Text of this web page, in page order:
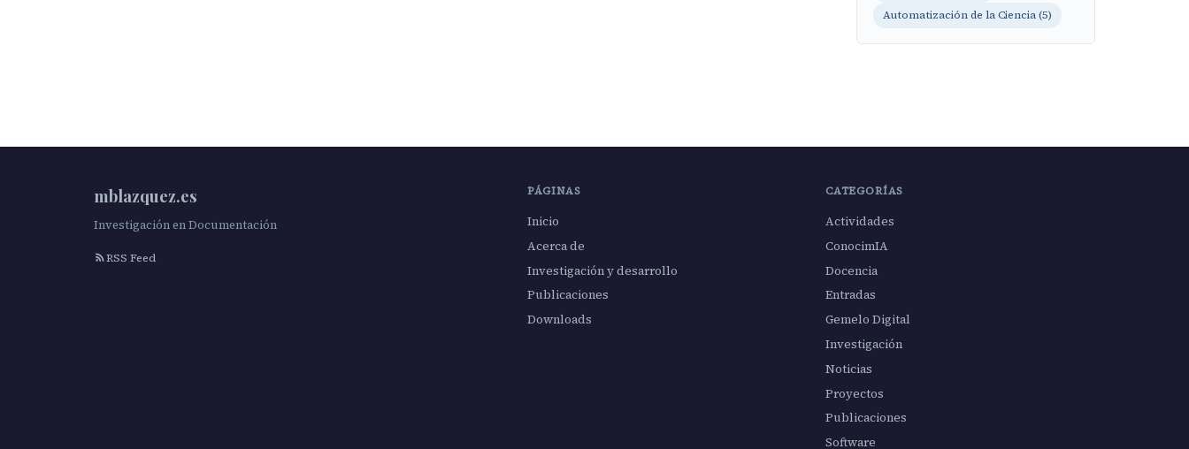
Automatización de la Ciencia (5)
mblazquez.es
Investigación en Documentación
RSS Feed
PÁGINAS
Inicio
Acerca de
Investigación y desarrollo
Publicaciones
Downloads
CATEGORÍAS
Actividades
ConocimIA
Docencia
Entradas
Gemelo Digital
Investigación
Noticias
Proyectos
Publicaciones
Software